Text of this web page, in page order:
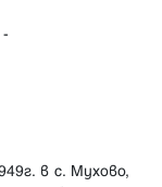
в с. Мухово,